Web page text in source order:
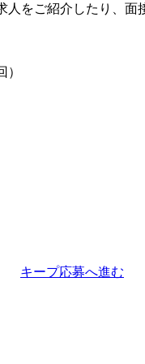
をご紹介したり、面
キープ応募へ進む